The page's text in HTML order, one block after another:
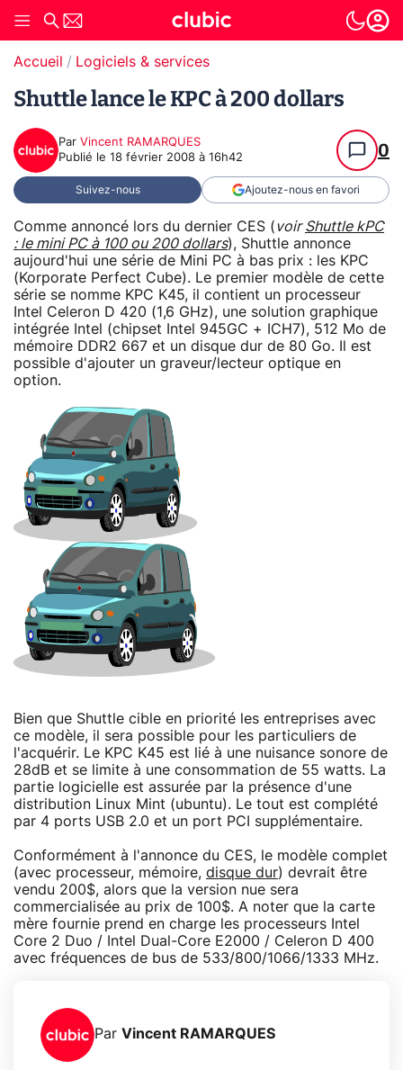
Accueil Logiciels & services
Shuttle lance le KPC à 200 dollars
Par Vincent RAMARQUES
Publié le 18 février 2008 à 16h42 0
Suivez-nous Ajoutez-nous en favori
Comme annoncé lors du dernier CES (voirShuttle kPC
: le mini PC à 100 ou 200 dollars), Shuttle annonce
aujourd'hui une série de Mini PC à bas prix : les KPC
(Korporate Perfect Cube). Le premier modèle de cette
série se nomme KPC K45, il contient un processeur
Intel Celeron D 420 (1,6 GHz), une solution graphique
intégrée Intel (chipset Intel 945GC + ICH7), 512 Mo de
mémoire DDR2 667 et un disque dur de 80 Go. Il est
possible d'ajouter un graveur/lecteur optique en
option.
Bien que Shuttle cible en priorité les entreprises avec
ce modèle, il sera possible pour les particuliers de
l'acquérir. Le KPC K45 est lié à une nuisance sonore de
28dB et se limite à une consommation de 55 watts. La
partie logicielle est assurée par la présence d'une
distribution Linux Mint (ubuntu). Le tout est complété
par 4 ports USB 2.0 et un port PCI supplémentaire.
Conformément à l'annonce du CES, le modèle complet
(avec processeur, mémoire, disque dur) devrait être
vendu 200$, alors que la version nue sera
commercialisée au prix de 100$. A noter que la carte
mère fournie prend en charge les processeurs Intel
Core 2 Duo / Intel Dual-Core E2000 / Celeron D 400
avec fréquences de bus de 533/800/1066/1333 MHz.
Par Vincent RAMARQUES